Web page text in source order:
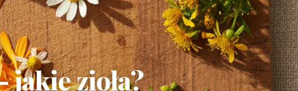
zioła?